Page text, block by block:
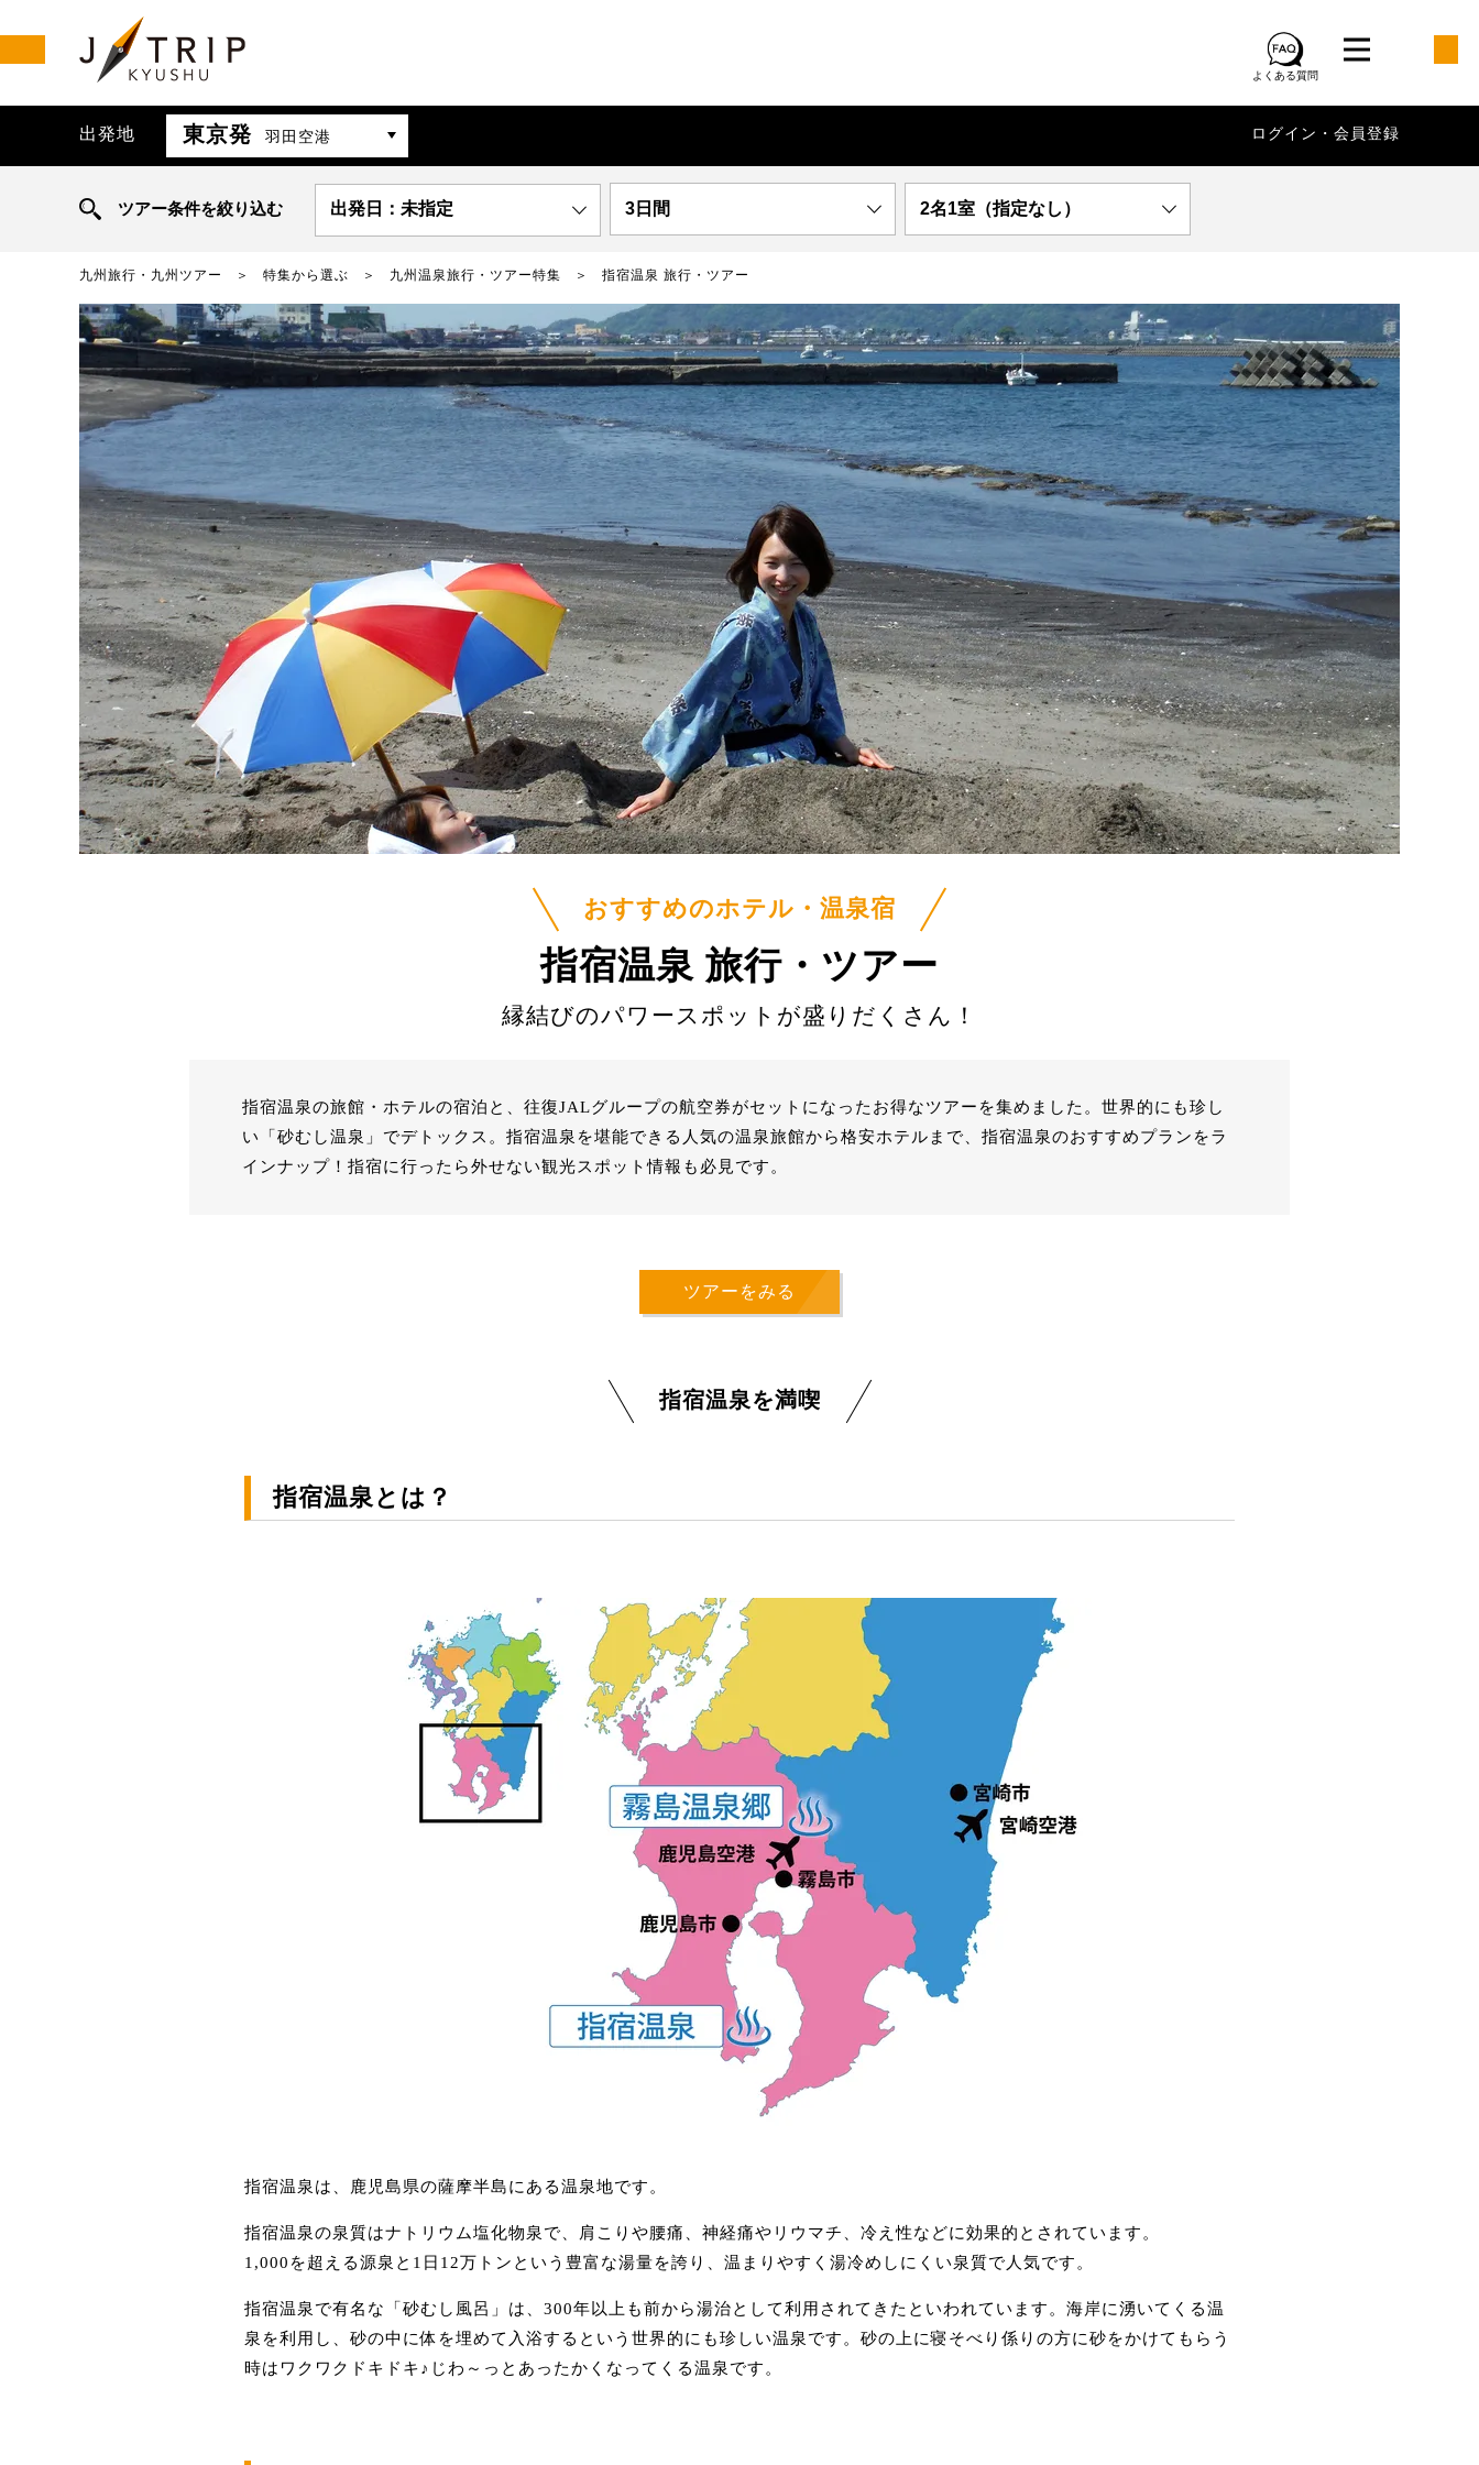
よくある質問
出発地 東京発 羽田空港 ログイン・会員登録
ツアー条件を絞り込む 出発日：未指定 3日間 2名1室（指定なし）
九州旅行・九州ツアー 特集から選ぶ 九州温泉旅行・ツアー特集 指宿温泉 旅行・ツアー
おすすめのホテル・温泉宿
指宿温泉 旅行・ツアー
縁結びのパワースポットが盛りだくさん！
指宿温泉の旅館・ホテルの宿泊と、往復JALグループの航空券がセットになったお得なツアーを集めました。世界的にも珍し
い「砂むし温泉」でデトックス。指宿温泉を堪能できる人気の温泉旅館から格安ホテルまで、指宿温泉のおすすめプランをラ
インナップ！指宿に行ったら外せない観光スポット情報も必見です。
ツアーをみる
指宿温泉を満喫
指宿温泉とは？
指宿温泉は、鹿児島県の薩摩半島にある温泉地です。
指宿温泉の泉質はナトリウム塩化物泉で、肩こりや腰痛、神経痛やリウマチ、冷え性などに効果的とされています。
1,000を超える源泉と1日12万トンという豊富な湯量を誇り、温まりやすく湯冷めしにくい泉質で人気です。
指宿温泉で有名な「砂むし風呂」は、300年以上も前から湯治として利用されてきたといわれています。海岸に湧いてくる温
泉を利用し、砂の中に体を埋めて入浴するという世界的にも珍しい温泉です。砂の上に寝そべり係りの方に砂をかけてもらう
時はワクワクドキドキ♪じわ～っとあったかくなってくる温泉です。